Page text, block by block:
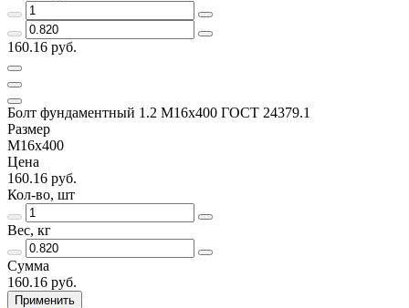
160.16 руб.
Болт фундаментный 1.2 М16х400 ГОСТ 24379.1
Размер
М16х400
Цена
160.16 руб.
Кол-во, шт
Вес, кг
Сумма
160.16 руб.
Применить